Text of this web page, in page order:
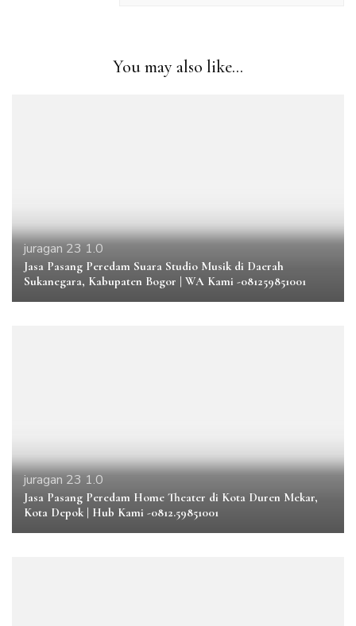
You may also like...
juragan 23 1.0
Jasa Pasang Peredam Suara Studio Musik di Daerah
Sukanegara, Kabupaten Bogor | WA Kami -081259851001
juragan 23 1.0
Jasa Pasang Peredam Home Theater di Kota Duren Mekar,
Kota Depok | Hub Kami -0812.59851001